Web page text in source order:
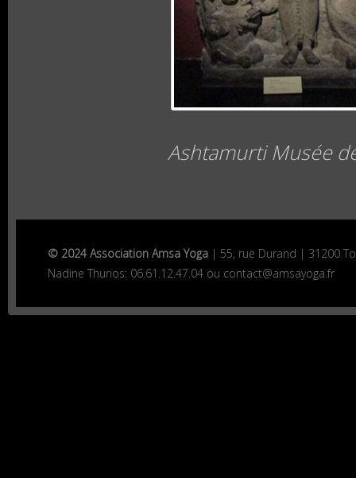
Ashtamurti Musée
© 2024 Association Amsa Yoga | 55, rue Durand | 31200
Nadine Thurios: 06.61.12.47.04 ou contact@amsayoga.fr